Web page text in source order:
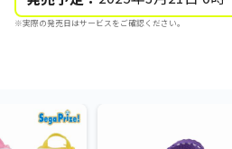
※実際の発売日はサービスをご確認ください。